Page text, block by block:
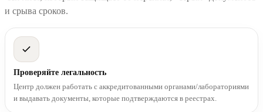
и срыва сроков.
Проверяйте легальность
Центр должен работать с аккредитованными органами/лабораториями
и выдавать документы, которые подтверждаются в реестрах.